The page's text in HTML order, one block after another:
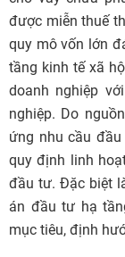
được miễn thuế
quy mô vốn lớn
tầng kinh tế xã
doanh nghiệp
nghiệp. Do
ứng nhu cầu
quy định linh
đầu tư. Đặc biệt
án đầu tư hạ
mục tiêu, định